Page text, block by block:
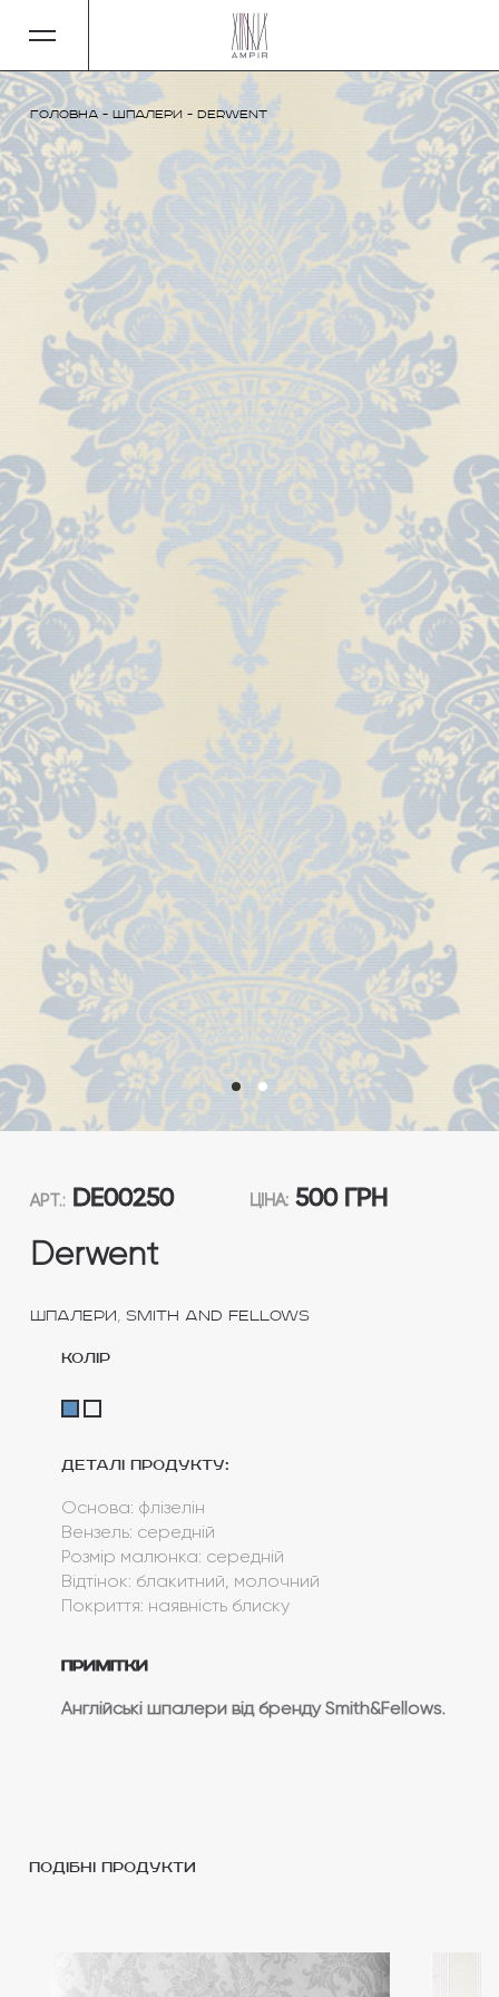
Головна- Шпалери- Derwent
АРТ.:DE00250 ЦІНА: 500 ГРН
Derwent
Шпалери Smith and Fellows
колір
Деталі продукту:
Основа: флізелін
Вензель: середній
Розмір малюнка: середній
Відтінок: блакитний, молочний
Покриття: наявність блиску
Примітки
Англійські шпалери від бренду Smith&Fellows.
подібні продукти